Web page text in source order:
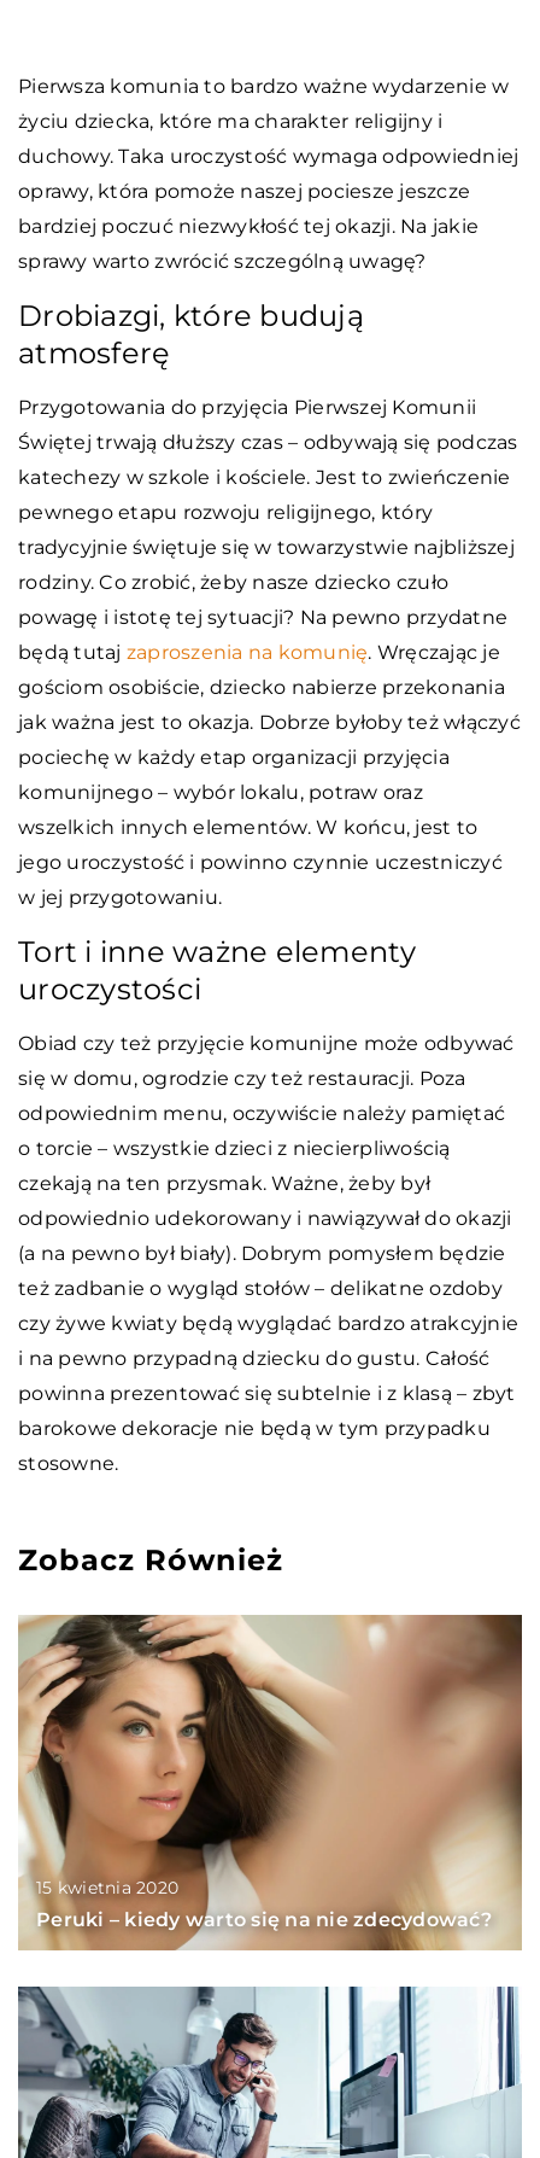
Pierwsza komunia to bardzo ważne wydarzenie w
życiu dziecka, które ma charakter religijny i
duchowy. Taka uroczystość wymaga odpowiedniej
oprawy, która pomoże naszej pociesze jeszcze
bardziej poczuć niezwykłość tej okazji. Na jakie
sprawy warto zwrócić szczególną uwagę?
Drobiazgi, które budują
atmosferę
Przygotowania do przyjęcia Pierwszej Komunii
Świętej trwają dłuższy czas – odbywają się podczas
katechezy w szkole i kościele. Jest to zwieńczenie
pewnego etapu rozwoju religijnego, który
tradycyjnie świętuje się w towarzystwie najbliższej
rodziny. Co zrobić, żeby nasze dziecko czuło
powagę i istotę tej sytuacji? Na pewno przydatne
będą tutaj zaproszenia na komunię. Wręczając je
gościom osobiście, dziecko nabierze przekonania
jak ważna jest to okazja. Dobrze byłoby też włączyć
pociechę w każdy etap organizacji przyjęcia
komunijnego – wybór lokalu, potraw oraz
wszelkich innych elementów. W końcu, jest to
jego uroczystość i powinno czynnie uczestniczyć
w jej przygotowaniu.
Tort i inne ważne elementy
uroczystości
Obiad czy też przyjęcie komunijne może odbywać
się w domu, ogrodzie czy też restauracji. Poza
odpowiednim menu, oczywiście należy pamiętać
o torcie – wszystkie dzieci z niecierpliwością
czekają na ten przysmak. Ważne, żeby był
odpowiednio udekorowany i nawiązywał do okazji
(a na pewno był biały). Dobrym pomysłem będzie
też zadbanie o wygląd stołów – delikatne ozdoby
czy żywe kwiaty będą wyglądać bardzo atrakcyjnie
i na pewno przypadną dziecku do gustu. Całość
powinna prezentować się subtelnie i z klasą – zbyt
barokowe dekoracje nie będą w tym przypadku
stosowne.
Zobacz Również
15 kwietnia 2020
Peruki – kiedy warto się na nie zdecydować?